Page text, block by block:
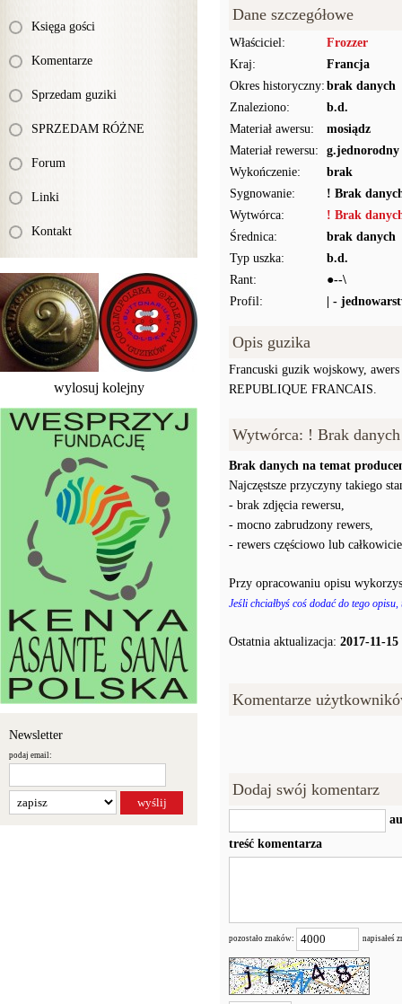
Księga gości
Komentarze
Sprzedam guziki
SPRZEDAM RÓŻNE
Forum
Linki
Kontakt
wylosuj kolejny
Newsletter
podaj email:
Dane szczegółowe
Właściciel:
Frozzer
Kraj:
Francja
Okres historyczny: brak danych
Znaleziono:
b.d.
Materiał awersu:
mosiądz
Materiał rewersu:
g.jednorodny
Wykończenie:
brak
Sygnowanie:
! Brak
Wytwórca:
! Brak
Średnica:
brak danych
Typ uszka:
b.d.
Rant:
●--\
Profil:
| -
Opis guzika
Francuski guzik wojskowy,
REPUBLIQUE FRANCAIS.
Wytwórca: ! Brak danych
Brak danych na temat
Najczęstsze przyczyny takiego
- brak zdjęcia rewersu,
- mocno zabrudzony rewers,
- rewers częściowo lub
Przy opracowaniu opisu
Jeśli chciałbyś coś dodać do tego
Ostatnia aktualizacja: 2017-11-15
Komentarze
Dodaj swój komentarz
treść komentarza
pozostało znaków: napisałeś